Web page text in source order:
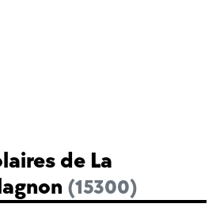
de La
(15300)